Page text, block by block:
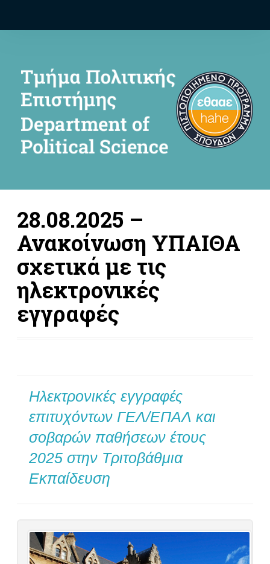
28.08.2025 –
Ανακοίνωση ΥΠΑΙΘΑ
σχετικά με τις
ηλεκτρονικές
εγγραφές
Ηλεκτρονικές εγγραφές
επιτυχόντων ΓΕΛ/ΕΠΑΛ και
σοβαρών παθήσεων έτους
2025 στην Τριτοβάθμια
Εκπαίδευση